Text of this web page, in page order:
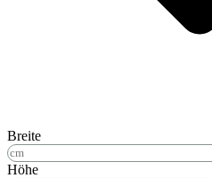
Breite
Höhe